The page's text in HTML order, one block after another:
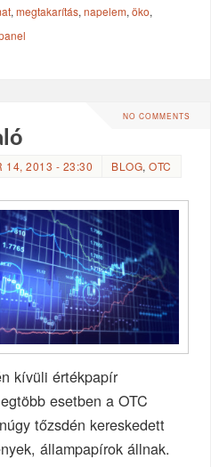
,megtakarítás,napelem,öko,
NO COMMENTS
14, 2013 - 23:30 BLOG,OTC
kívüli értékpapír
esetben a OTC
tőzsdén kereskedett
állampapírok állnak.